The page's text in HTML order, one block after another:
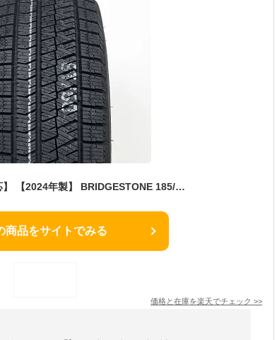
【楽天タイヤ交換対応】 【2024年製】 BRIDGESTONE 185/65R15 88S BLIZZAK XG02 ブリザック ブリヂストン スタッドレス 冬タイヤ 雪 氷 アイスバーン 2本セット
商品をサイトでみる
価格と在庫を楽天でチェック >>